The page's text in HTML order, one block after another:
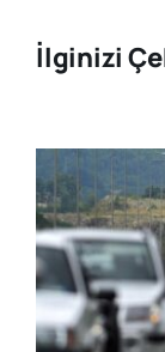
İlginizi